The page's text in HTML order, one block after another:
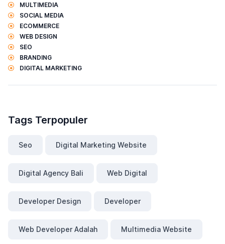
MULTIMEDIA
SOCIAL MEDIA
ECOMMERCE
WEB DESIGN
SEO
BRANDING
DIGITAL MARKETING
Tags Terpopuler
Seo Digital Marketing Website
Digital Agency Bali Web Digital
Developer Design Developer
Web Developer Adalah Multimedia Website